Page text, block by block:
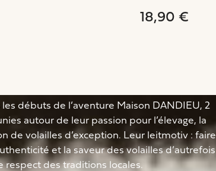
18,90 €
les débuts de l’aventure Maison DANDIEU, 2
autour de leur passion pour l’élevage, la
de volailles d’exception. Leur leitmotiv : faire
et la saveur des volailles d’autrefois
respect des traditions locales.